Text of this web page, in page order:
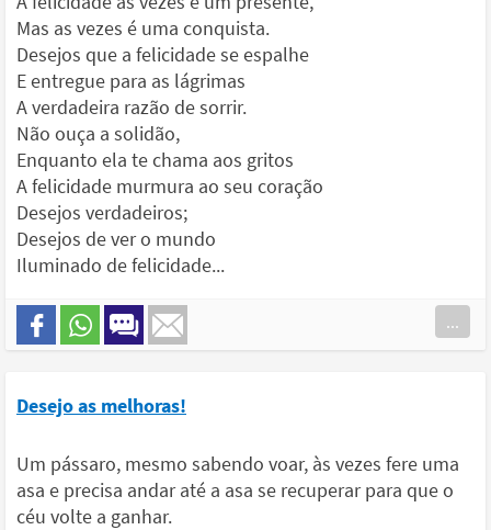
Mas as vezes é uma conquista.
Desejos que a felicidade se espalhe
E entregue para as lágrimas
A verdadeira razão de sorrir.
Não ouça a solidão,
Enquanto ela te chama aos gritos
A felicidade murmura ao seu coração
Desejos verdadeiros;
Desejos de ver o mundo
Iluminado de felicidade...
...
Desejo as melhoras!
Um pássaro, mesmo sabendo voar, às vezes fere uma
asa e precisa andar até a asa se recuperar para que o
céu volte a ganhar.